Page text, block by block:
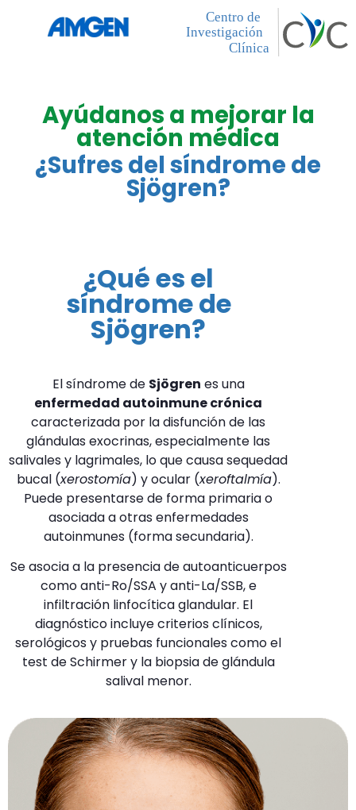
Ayúdanos a mejorar la
atención médica
¿Sufres del síndrome de
Sjögren?
¿Qué es el
síndrome de
Sjögren?
El síndrome de Sjögren es una
enfermedad autoinmune crónica
caracterizada por la disfunción de las
glándulas exocrinas, especialmente las
salivales y lagrimales, lo que causa sequedad
bucal (xerostomía) y ocular (xeroftalmía).
Puede presentarse de forma primaria o
asociada a otras enfermedades
autoinmunes (forma secundaria).
Se asocia a la presencia de autoanticuerpos
como anti-Ro/SSA y anti-La/SSB, e
infiltración linfocítica glandular. El
diagnóstico incluye criterios clínicos,
serológicos y pruebas funcionales como el
test de Schirmer y la biopsia de glándula
salival menor.